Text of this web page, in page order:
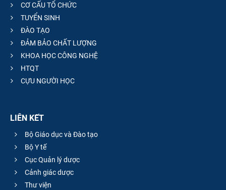
CƠ CẤU TỔ CHỨC
TUYỂN SINH
ĐÀO TẠO
ĐẢM BẢO CHẤT LƯỢNG
KHOA HỌC CÔNG NGHỆ
HTQT
CỰU NGƯỜI HỌC
LIÊN KẾT
Bộ Giáo dục và Đào tạo
Bộ Y tế
Cục Quản lý dược
Cảnh giác dược
Thư viện